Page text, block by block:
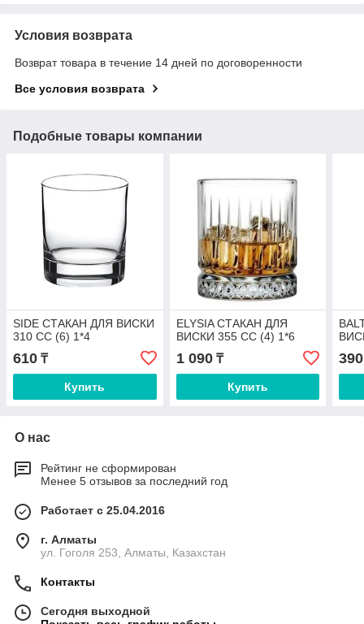
Условия возврата
Возврат товара в течение 14 дней по договоренности
Все условия возврата
Подобные товары компании
SIDE СТАКАН ДЛЯ ВИСКИ
310 CC (6) 1*4
610 ₸
Купить
ELYSIA СТАКАН ДЛЯ
ВИСКИ 355 СС (4) 1*6
1 090₸
Купить
390
О нас
Рейтинг не сформирован
Менее 5 отзывов за последний год
Работает с 25.04.2016
г. Алматы
ул. Гоголя 253, Алматы, Казахстан
Контакты
Сегодня выходной